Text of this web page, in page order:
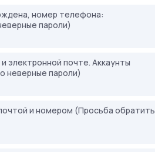
номер телефона:
пароли)
электронной почте. Аккаунты
неверные пароли)
и номером (Просьба обратить